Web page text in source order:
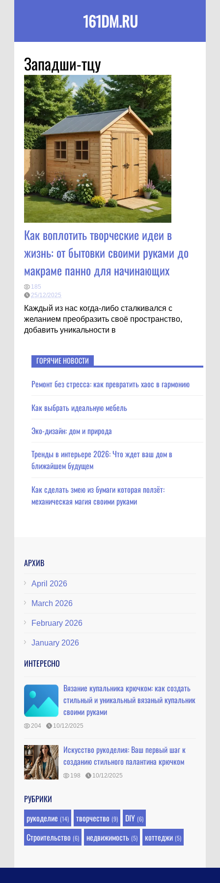
161DM.RU
Западши-тцу
Как воплотить творческие идеи в
жизнь: от бытовки своими руками до
макраме панно для начинающих
185
25/12/2025
Каждый из нас когда-либо сталкивался с
желанием преобразить своё пространство,
добавить уникальности в
ГОРЯЧИЕ НОВОСТИ
Ремонт без стресса: как превратить хаос в гармонию
Как выбрать идеальную мебель
Эко-дизайн: дом и природа
Тренды в интерьере 2026: Что ждет ваш дом в
ближайшем будущем
Как сделать змею из бумаги которая ползёт:
механическая магия своими руками
АРХИВ
April 2026
March 2026
February 2026
January 2026
ИНТЕРЕСНО
Вязание купальника крючком: как создать
стильный и уникальный вязаный купальник
своими руками
204 10/12/2025
Искусство рукоделия: Ваш первый шаг к
созданию стильного палантина крючком
198 10/12/2025
РУБРИКИ
рукоделие (14) творчество (9) DIY (6)
Строительство (6) недвижимость (5) коттеджи (5)